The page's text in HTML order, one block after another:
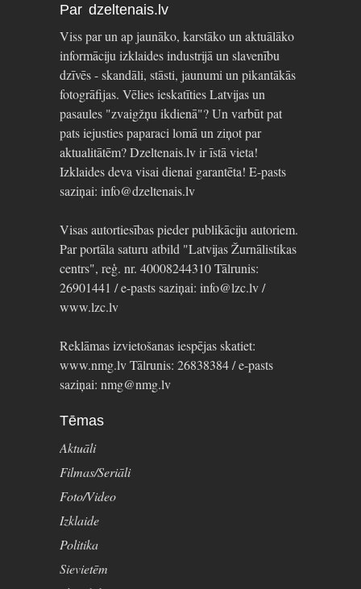
Par dzeltenais.lv
Viss par un ap jaunāko, karstāko un aktuālāko
informāciju izklaides industrijā un slavenību
dzīvēs - skandāli, stāsti, jaunumi un pikantākās
fotogrāfijas. Vēlies ieskatīties Latvijas un
pasaules "zvaigžņu ikdienā"? Un varbūt pat
pats iejusties paparaci lomā un ziņot par
aktualitātēm? Dzeltenais.lv ir īstā vieta!
Izklaides deva visai dienai garantēta! E-pasts
saziņai: info@dzeltenais.lv
Visas autortiesības pieder publikāciju autoriem.
Par portāla saturu atbild "Latvijas Žurnālistikas
centrs", reģ. nr. 40008244310 Tālrunis:
26901441 / e-pasts saziņai: info@lzc.lv /
www.lzc.lv
Reklāmas izvietošanas iespējas skatiet:
www.nmg.lv Tālrunis: 26838384 / e-pasts
saziņai: nmg@nmg.lv
Tēmas
Aktuāli
Filmas/Seriāli
Foto/Video
Izklaide
Politika
Sievietēm